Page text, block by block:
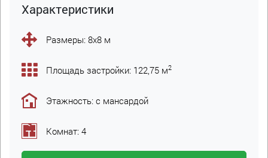
Характеристики
Размеры: 8х8 м
Площадь застройки: 122,75 м2
Этажность: с мансардой
Комнат: 4